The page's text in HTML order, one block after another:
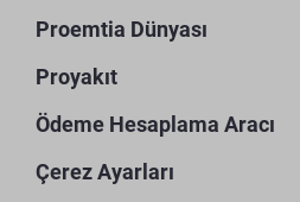
Proemtia Dünyası
Proyakıt
Ödeme Hesaplama Aracı
Çerez Ayarları